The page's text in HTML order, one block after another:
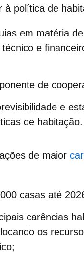
à política de
em matéria
e
de
e
de habitação.
de maior
casas até
carências
os